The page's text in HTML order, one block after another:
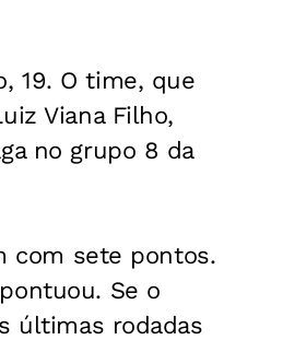
19. O time, que
Viana Filho,
no grupo 8 da
com sete pontos.
Se o
últimas rodadas